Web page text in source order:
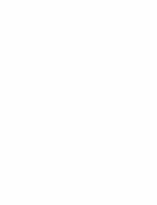
do Espiritismo
Os Evangelhos que
foram levados ao
discípulos: